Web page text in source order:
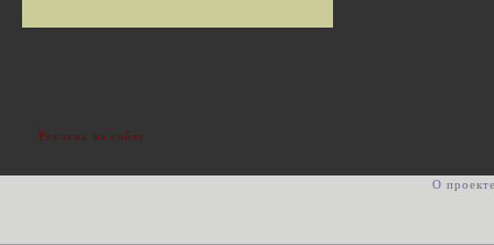
Реклама на сайте
О